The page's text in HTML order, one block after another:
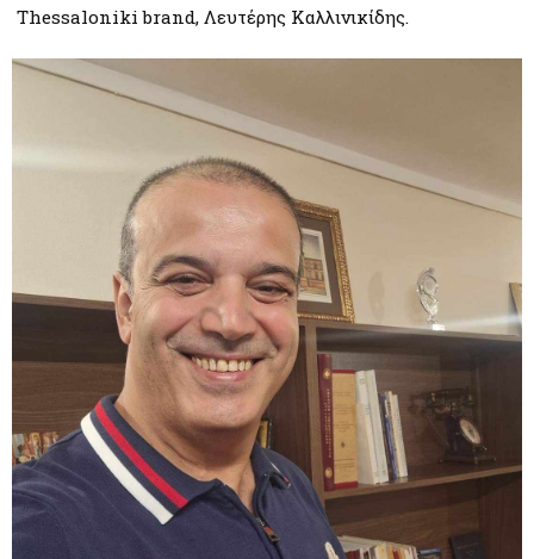
Thessaloniki brand, Λευτέρης Καλλινικίδης.